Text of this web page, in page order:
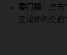
零门槛：点
变成你的免费“